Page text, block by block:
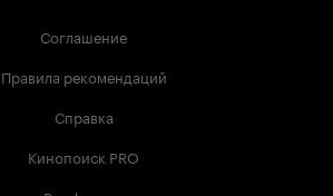
Соглашение
Правила рекомендаций
Справка
Кинопоиск PRO